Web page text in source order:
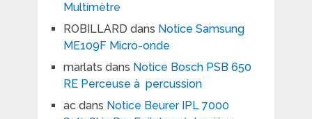
Multimètre
ROBILLARD dans Notice Samsung
ME109F Micro-onde
marlats dans Notice Bosch PSB 650
RE Perceuse à percussion
acdans Notice Beurer IPL 7000